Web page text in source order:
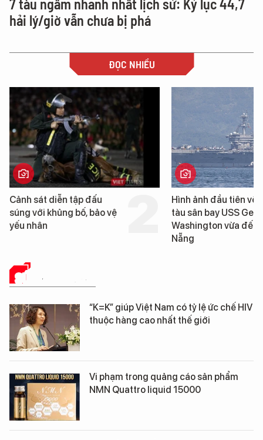
7 tàu ngầm nhanh nhất lịch sử: Kỷ lục 44,7
hải lý/giờ vẫn chưa bị phá
ĐỌC NHIỀU
Hình ảnh đầu tiên về siêu
tàu sân bay USS George
Washington vừa đến Đà
Cận cảnh
tống tàu sân
George
SỨC KHỎE 24H
“K=K” giúp Việt Nam có tỷ lệ ức chế HIV
thuộc hàng cao nhất thế giới
Vi phạm trong quảng cáo sản phẩm
NMN Quattro liquid 15000